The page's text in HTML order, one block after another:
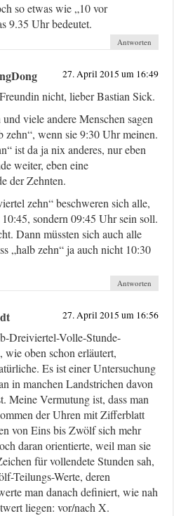
so etwas wie „10 vor
9.35 Uhr bedeutet.
Antworten
27. April 2015 um 16:49
nicht, lieber Bastian Sick.
viele andere Menschen sagen
zehn“, wenn sie 9:30 Uhr meinen.
ist da ja nix anderes, nur eben
weiter, eben eine
der Zehnten.
zehn“ beschweren sich alle,
sondern 09:45 Uhr sein soll.
Dann müssten sich auch alle
„halb zehn“ ja auch nicht 10:30
Antworten
27. April 2015 um 16:56
Dreiviertel-Volle-Stunde-
wie oben schon erläutert,
Es ist einer Untersuchung
in manchen Landstrichen davon
Meine Vermutung ist, dass man
der Uhren mit Zifferblatt
von Eins bis Zwölf sich mehr
daran orientierte, weil man sie
für vollendete Stunden sah,
Teilungs-Werte, deren
man danach definiert, wie nah
liegen: vor/nach X.